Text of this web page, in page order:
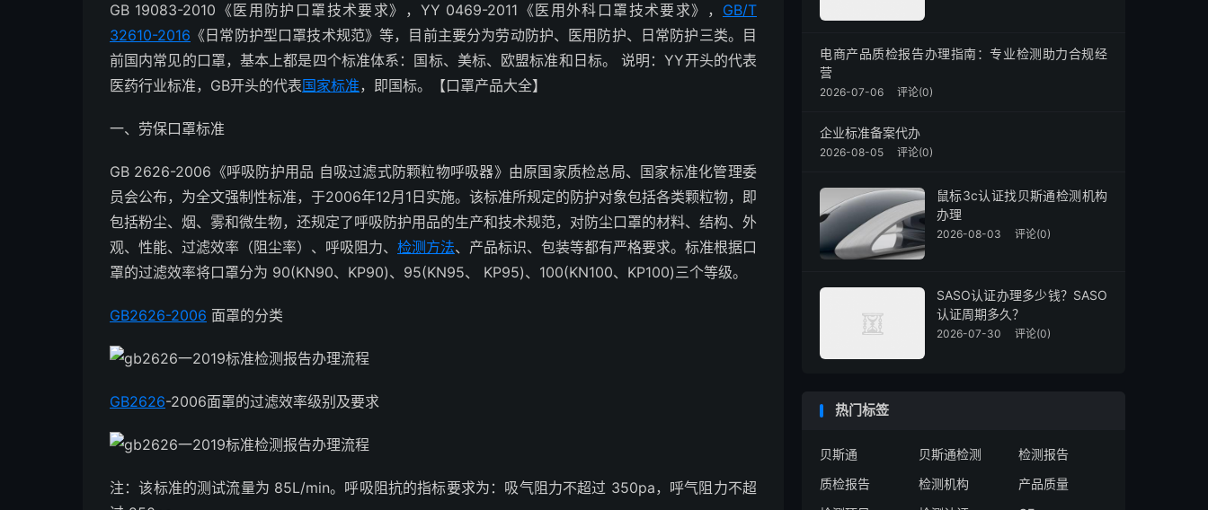
GB 19083-2010《医用防护口罩技术要求》，YY 0469-2011《医用外科口罩技术要求》， GB/T
32610-2016 《日常防护型口罩技术规范》等，目前主要分为劳动防护、医用防护、日常防护三类。目
前国内常见的口罩，基本上都是四个标准体系：国标、美标、欧盟标准和日标。 说明：YY开头的代表
医药行业标准，GB开头的代表国家标准，即国标。【口罩产品大全】
一、劳保口罩标准
GB 2626-2006《呼吸防护用品 自吸过滤式防颗粒物呼吸器》由原国家质检总局、国家标准化管理委
员会公布，为全文强制性标准，于2006年12月1日实施。该标准所规定的防护对象包括各类颗粒物，即
包括粉尘、烟、雾和微生物，还规定了呼吸防护用品的生产和技术规范，对防尘口罩的材料、结构、外
观、性能、过滤效率（阻尘率）、呼吸阻力、 检测方法、产品标识、包装等都有严格要求。标准根据口
罩的过滤效率将口罩分为 90(KN90、KP90)、95(KN95、 KP95)、100(KN100、KP100)三个等级。
GB2626-2006 面罩的分类
GB2626-2006面罩的过滤效率级别及要求
注：该标准的测试流量为 85L/min。呼吸阻抗的指标要求为：吸气阻力不超过 350pa，呼气阻力不超
电商产品质检报告办理指南：专业检测助力合规经
营
2026-07-06 评论(0)
企业标准备案代办
2026-08-05 评论(0)
鼠标3c认证找贝斯通检测机构
办理
2026-08-03 评论(0)
SASO认证办理多少钱？SASO
认证周期多久？
2026-07-30 评论(0)
热门标签
贝斯通 贝斯通检测
检测报告
质检报告
检测机构
产品质量